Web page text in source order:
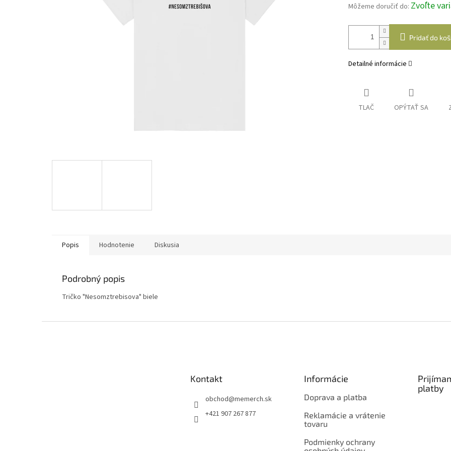
Môžeme doručiť do: Zvoľte
Pridať do
Detailné informácie
TLAČ OPÝTAŤ SA
Popis Hodnotenie Diskusia
Podrobný popis
Tričko "Nesomztrebisova" biele
Kontakt
obchod@memerch.sk
+421 907 267 877
Informácie
Doprava a platba
Reklamácie a vrátenie
tovaru
Podmienky ochrany
platby